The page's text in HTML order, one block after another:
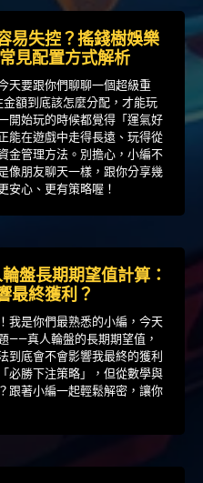
易失控？搖錢樹娛樂
見配置方式解析
天要跟你們聊聊一個超級重
額到底該怎麼分配，才能玩
開始玩的時候都覺得「運氣好
能在遊戲中走得長遠、玩得從
金管理方法。別擔心，小編不
像朋友聊天一樣，跟你分享幾
安心、更有策略喔！
盤長期期望值計算：
最終獲利？
我是你們最熟悉的小編，今天
——真人輪盤的長期期望值，
到底會不會影響我最終的獲利
必勝下注策略」，但從數學與
跟著小編一起輕鬆解密，讓你